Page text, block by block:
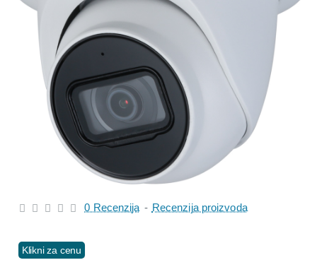
Klikni za cenu
0 Recenzija - Recenzija proizvoda